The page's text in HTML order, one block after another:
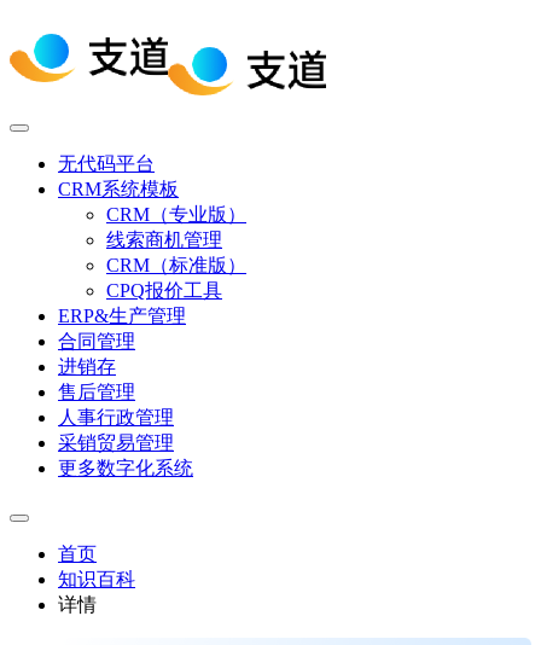
无代码平台
CRM系统模板
CRM（专业版）
线索商机管理
CRM（标准版）
CPQ报价工具
ERP&生产管理
合同管理
进销存
售后管理
人事行政管理
采销贸易管理
更多数字化系统
首页
知识百科
详情